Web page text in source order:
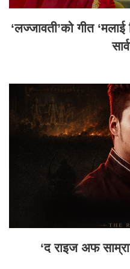
‘लज्जावती’को गीत
‘द राइज अफ